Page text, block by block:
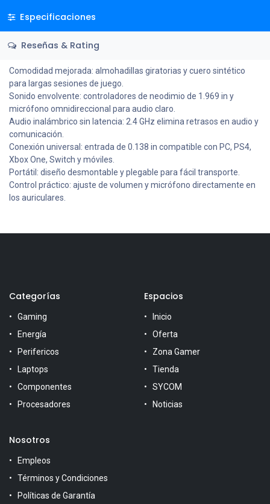
Especificaciones
Reseñas & Rating
Comodidad mejorada: almohadillas giratorias y cuero sintético
para largas sesiones de juego.
Sonido envolvente: controladores de neodimio de 1.969 in y
micrófono omnidireccional para audio claro.
Audio inalámbrico sin latencia: 2.4 GHz elimina retrasos en audio y
comunicación.
Conexión universal: entrada de 0.138 in compatible con PC, PS4,
Xbox One, Switch y móviles.
Portátil: diseño desmontable y plegable para fácil transporte.
Control práctico: ajuste de volumen y micrófono directamente en
los auriculares.
Categorías
Gaming
Energía
Perifericos
Laptops
Componentes
Procesadores
Espacios
Inicio
Oferta
Zona Gamer
Tienda
SYCOM
Noticias
Nosotros
Empleos
Términos y Condiciones
Políticas de Garantía